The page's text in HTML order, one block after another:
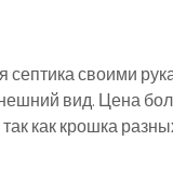
вид. Цена
как крошка